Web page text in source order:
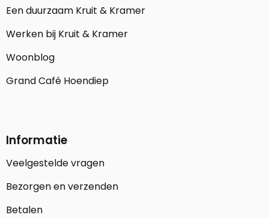
Een duurzaam Kruit & Kramer
Werken bij Kruit & Kramer
Woonblog
Grand Café Hoendiep
Informatie
Veelgestelde vragen
Bezorgen en verzenden
Betalen